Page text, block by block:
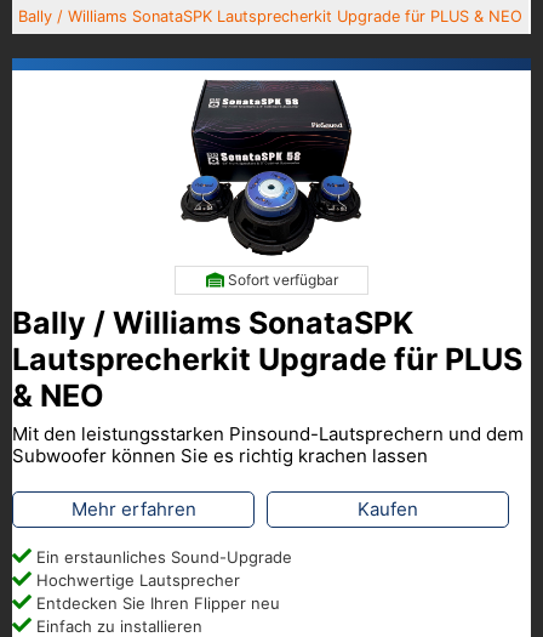
Bally / Williams SonataSPK Lautsprecherkit Upgrade für PLUS & NEO
Sofort verfügbar
Bally / Williams SonataSPK
Lautsprecherkit Upgrade für PLUS
& NEO
Mit den leistungsstarken Pinsound-Lautsprechern und dem
Subwoofer können Sie es richtig krachen lassen
Mehr erfahren Kaufen
Ein erstaunliches Sound-Upgrade
Hochwertige Lautsprecher
Entdecken Sie Ihren Flipper neu
Einfach zu installieren